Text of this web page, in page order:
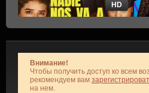
HD
Внимание!
Чтобы получить доступ ко всем
рекомендуем вам
на нем.